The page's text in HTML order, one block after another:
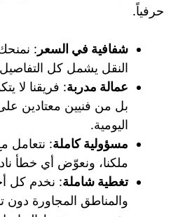
حرفياً.
شفافية في السعر :
النقل يشمل كل
عمالة مدربة: فريقنا لا
بل من فنيين معتادين
اليومية.
مسؤولية كاملة: نتعامل
ملكنا، ونعوّض أي خطأ
تغطية شاملة: نخدم كل
والمناطق المجاورة دون